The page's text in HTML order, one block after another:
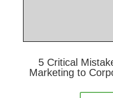
5 Critical
Marketing to